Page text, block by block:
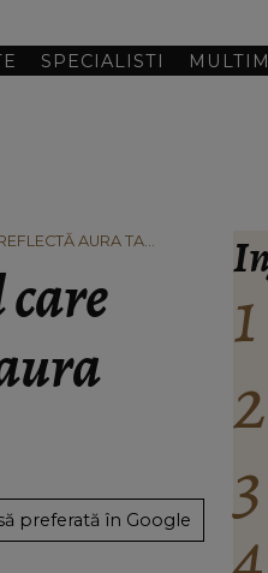
SPECIALISTI
AURA TA
preferată în Google